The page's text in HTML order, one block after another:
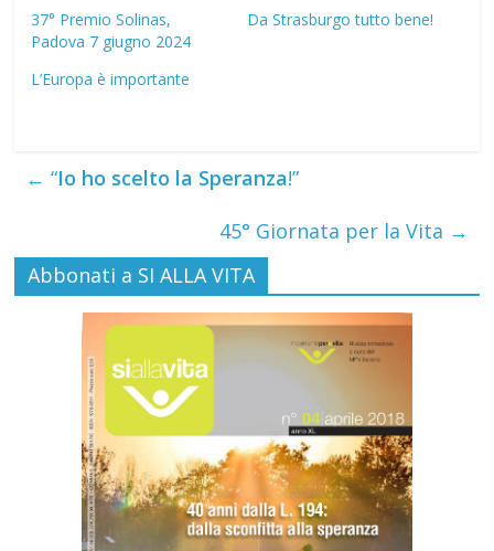
37° Premio Solinas,
Padova 7 giugno 2024
Da Strasburgo tutto bene!
L’Europa è importante
← “Io ho scelto la Speranza!”
45° Giornata per la Vita →
Abbonati a SI ALLA VITA